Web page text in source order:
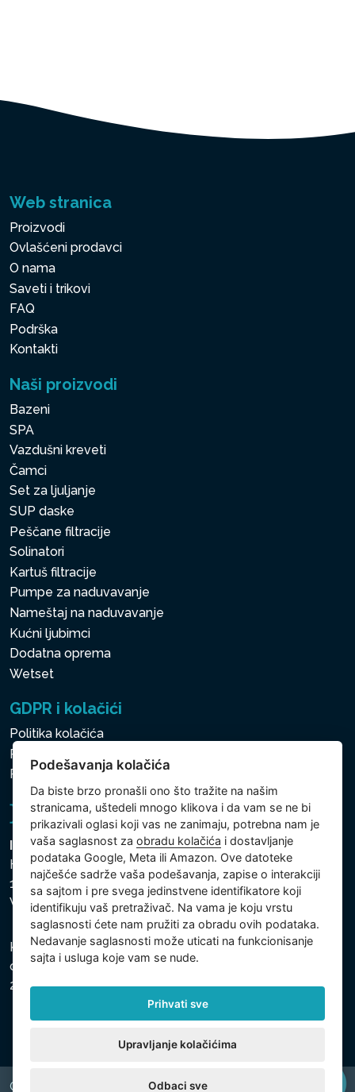
Web stranica
Proizvodi
Ovlašćeni prodavci
O nama
Saveti i trikovi
FAQ
Podrška
Kontakti
Naši proizvodi
Bazeni
SPA
Vazdušni kreveti
Čamci
Set za ljuljanje
SUP daske
Peščane filtracije
Solinatori
Kartuš filtracije
Pumpe za naduvavanje
Nameštaj na naduvavanje
Kućni ljubimci
Dodatna oprema
Wetset
GDPR i kolačići
Politika kolačića
Politika zaštite ličnih i drugih obrađivanih podataka
Politika kolačića
Intex Trading, s.r.o.
Hradecká 2526/3
130 00 Praha 3
Vinohrady - Česká republika
Kompanija je registrovana u Opštinskom sudu u Pragu,
odeljak C, uložak 74759, Identifikacioni broj kompanije:
26150808, Poreski identifikacioni broj: CZ26150808.
Copyright © 2026 INTEX TRADING s.r.o. All rights reserved.
Podešavanja kolačića
Da biste brzo pronašli ono što tražite na našim
stranicama, uštedeli mnogo klikova i da vam se ne bi
prikazivali oglasi koji vas ne zanimaju, potrebna nam je
vaša saglasnost zaobradu kolačića i dostavljanje
podataka Google, Meta ili Amazon. Ove datoteke
najčešće sadrže vaša podešavanja, zapise o interakciji
sa sajtom i pre svega jedinstvene identifikatore koji
identifikuju vaš pretraživač. Na vama je koju vrstu
saglasnosti ćete nam pružiti za obradu ovih podataka.
Nedavanje saglasnosti može uticati na funkcionisanje
sajta i usluga koje vam se nude.
Prihvati sve
Upravljanje kolačićima
Odbaci sve